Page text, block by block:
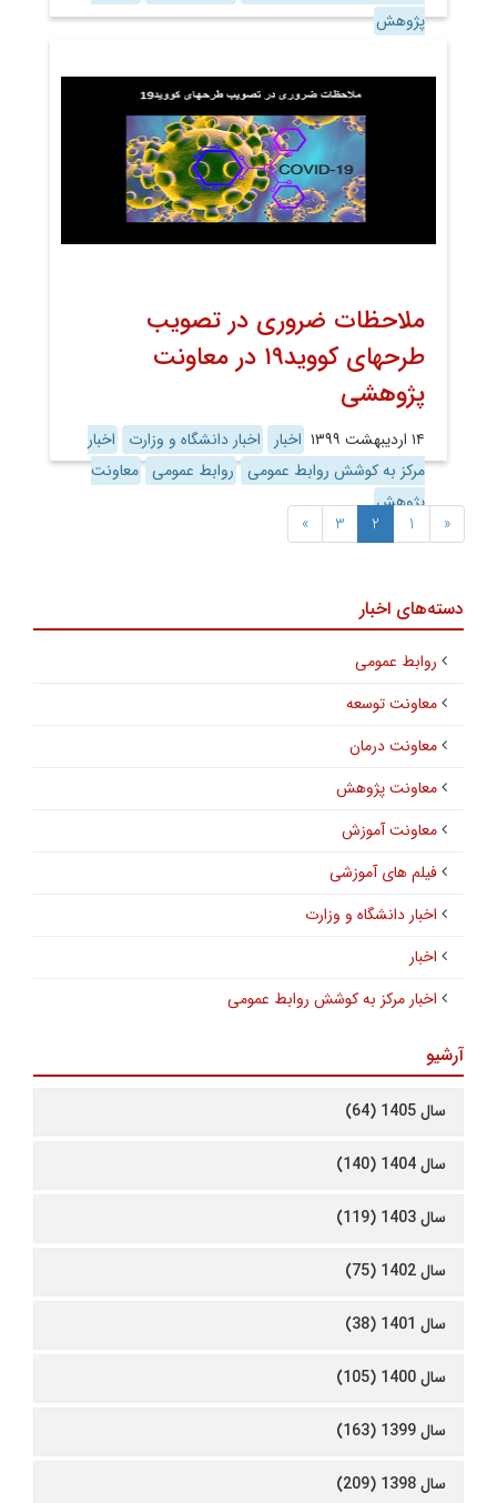
پژوهش
ملاحظات ضروری در تصویب
طرحهای کووید۱۹ در معاونت
پژوهشی
۱۴ اردیبهشت ۱۳۹۹ اخبار اخبار دانشگاه و وزارت
اخبار
مرکز به کوشش روابط عمومی روابط عمومی معاونت
پژوهش
«
1
2
3
»
دسته‌های اخبار
روابط عمومی
معاونت توسعه
معاونت درمان
معاونت پژوهش
معاونت آموزش
فیلم های آموزشی
اخبار دانشگاه و وزارت
اخبار
اخبار مرکز به کوشش روابط عمومی
آرشیو
سال 1405 (64)
سال 1404 (140)
سال 1403 (119)
سال 1402 (75)
سال 1401 (38)
سال 1400 (105)
سال 1399 (163)
سال 1398 (209)